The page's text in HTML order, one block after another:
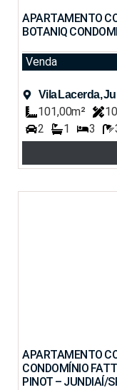
APARTAMENTO
BOTANIQ
Venda
Vila Lacerda,
101,00m²
2
1 3
APARTAMENTO
CONDOMÍNIO
PINOT – JUNDIAÍ/